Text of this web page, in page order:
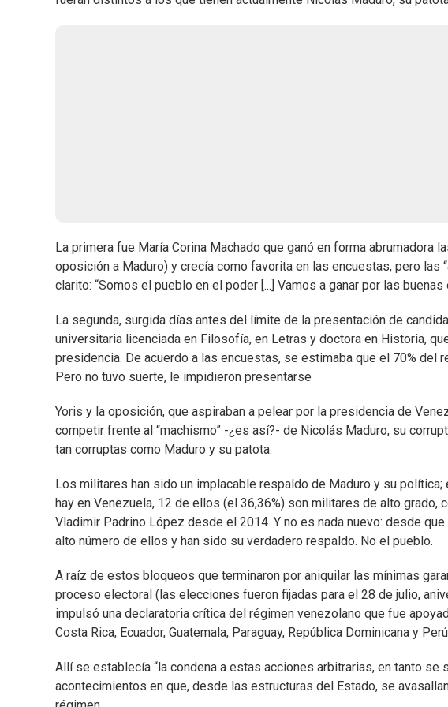
La primera fue María Corina Machado que ganó en forma
oposición a Maduro) y crecía como favorita en las encuestas, pero las
clarito: “Somos el pueblo en el poder [...] Vamos a ganar por las buenas
La segunda, surgida días antes del límite de la presentación de
universitaria licenciada en Filosofía, en Letras y doctora en Historia,
presidencia. De acuerdo a las encuestas, se estimaba que el 70% del
Pero no tuvo suerte, le impidieron presentarse
Yoris y la oposición, que aspiraban a pelear por la presidencia de
competir frente al “machismo” -¿es así?- de Nicolás Maduro, su
tan corruptas como Maduro y su patota.
Los militares han sido un implacable respaldo de Maduro y su
hay en Venezuela, 12 de ellos (el 36,36%) son militares de alto grado,
Vladimir Padrino López desde el 2014. Y no es nada nuevo: desde
alto número de ellos y han sido su verdadero respaldo. No el pueblo.
A raíz de estos bloqueos que terminaron por aniquilar las mínimas
proceso electoral (las elecciones fueron fijadas para el 28 de julio,
impulsó una declaratoria crítica del régimen venezolano que fue
Costa Rica, Ecuador, Guatemala, Paraguay, República Dominicana y
Allí se establecía “la condena a estas acciones arbitrarias, en tanto
acontecimientos en que, desde las estructuras del Estado, se